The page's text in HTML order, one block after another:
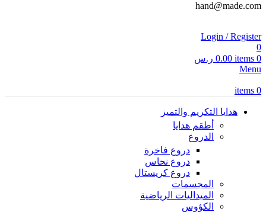
hand@made.com
Login / Register
0
0
items
0.00 ر.س
Menu
0
items
هدايا التكريم والتميز
أطقم هدايا
الدروع
دروع فاخرة
دروع نحاس
دروع كريستال
المجسمات
الميداليات الرياضية
الكؤوس